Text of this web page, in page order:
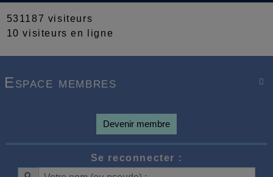
531187 visiteurs
10 visiteurs en ligne

Espace membres
Devenir membre
Se reconnecter :